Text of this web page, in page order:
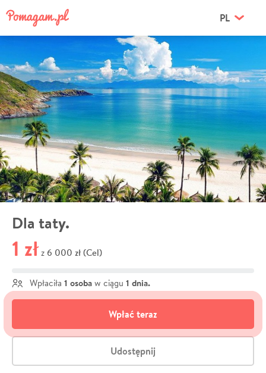
PL
Dla taty.
1 zł z 6 000 zł (Cel)
Wpłaciła 1 osoba w ciągu 1 dnia.
Wpłać teraz
Udostępnij